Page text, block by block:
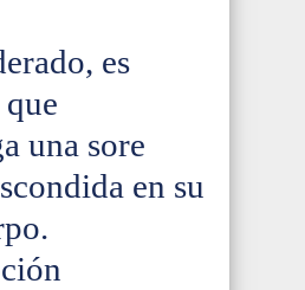
es
una sore
en su